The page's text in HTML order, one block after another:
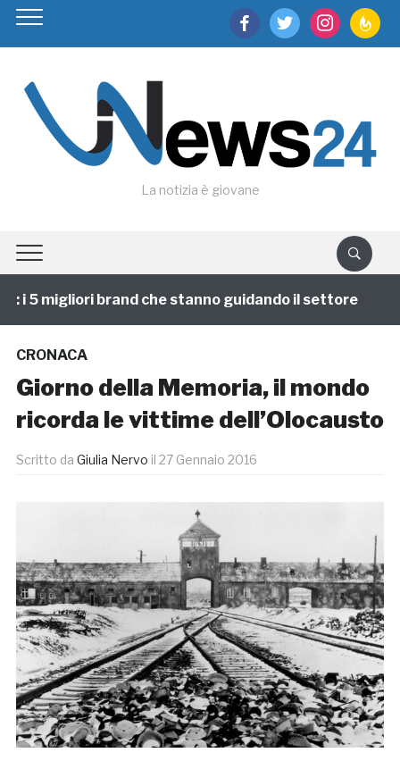
facebooktwitter instagram
La notizia è giovane
5 migliori brand che stanno guidando il settore
CRONACA
Giorno della Memoria, il mondo
ricorda le vittime dell’Olocausto
Scritto da Giulia Nervo il 27 Gennaio 2016